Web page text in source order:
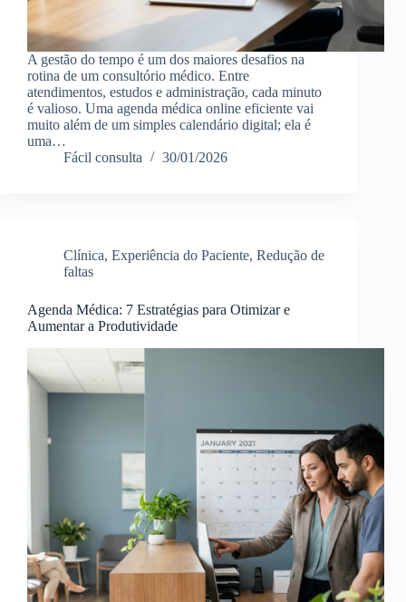
A gestão do tempo é um dos maiores desafios na
rotina de um consultório médico. Entre
atendimentos, estudos e administração, cada minuto
é valioso. Uma agenda médica online eficiente vai
muito além de um simples calendário digital; ela é
uma…
Fácil consulta
30/01/2026
Clínica, Experiência do Paciente, Redução de
faltas
Agenda Médica: 7 Estratégias para Otimizar e
Aumentar a Produtividade